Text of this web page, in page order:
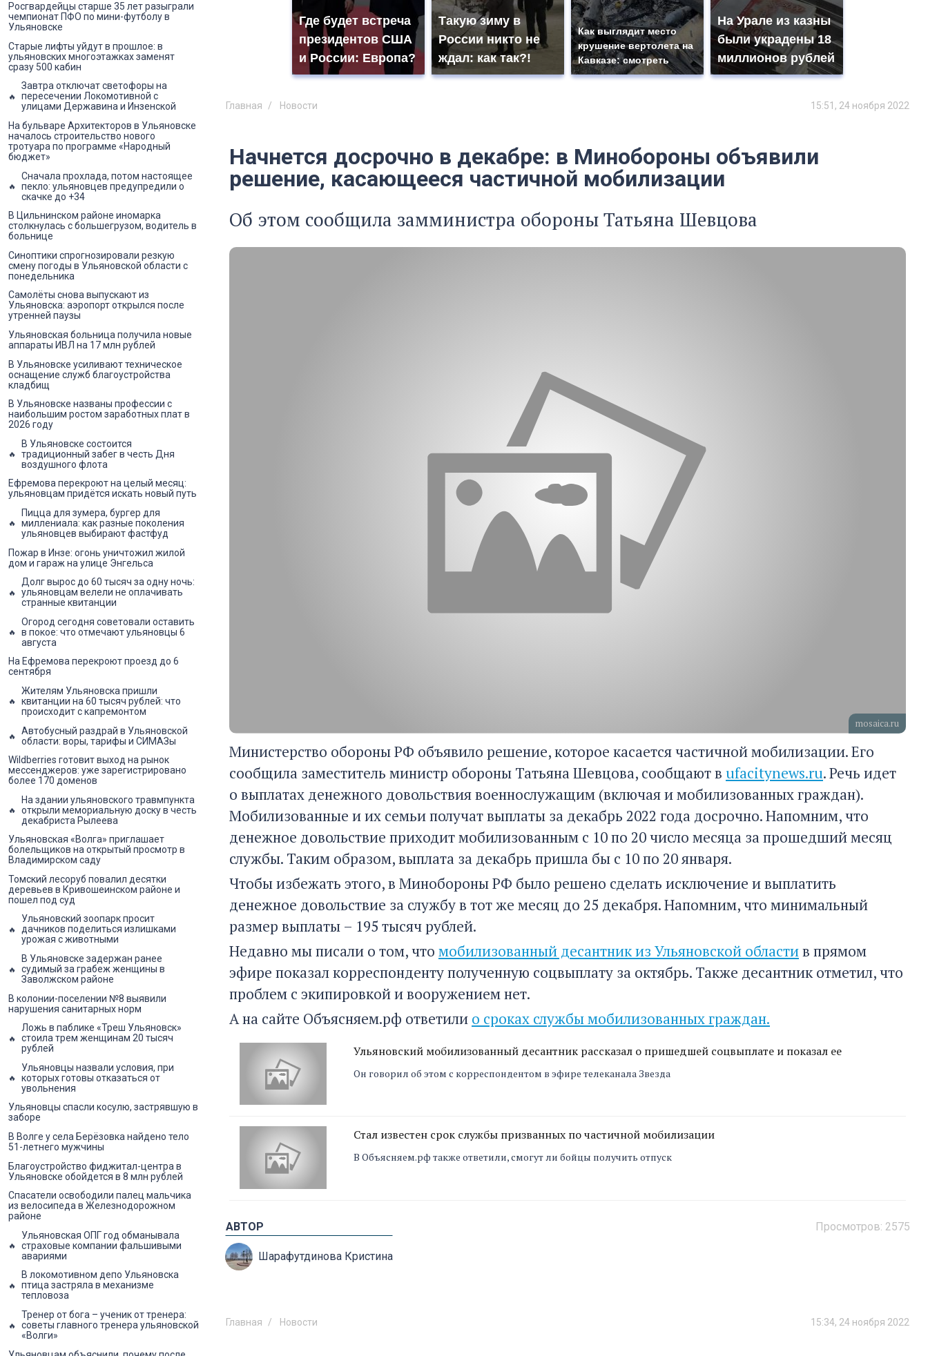
Где будет встреча
президентов США
и России: Европа?
Такую зиму в
России никто не
ждал: как так?!
Как выглядит место
крушение вертолета на
Кавказе: смотреть
На Урале из казны
были украдены 18
миллионов рублей
Главная Новости 15:51, 24 ноября 2022
Начнется досрочно в декабре: в Минобороны объявили
решение, касающееся частичной мобилизации
Об этом сообщила замминистра обороны Татьяна Шевцова
mosaica.ru
Министерство обороны РФ объявило решение, которое касается частичной мобилизации. Его
сообщила заместитель министр обороны Татьяна Шевцова, сообщают в ufacitynews.ru. Речь идет
о выплатах денежного довольствия военнослужащим (включая и мобилизованных граждан).
Мобилизованные и их семьи получат выплаты за декабрь 2022 года досрочно. Напомним, что
денежное довольствие приходит мобилизованным с 10 по 20 число месяца за прошедший месяц
службы. Таким образом, выплата за декабрь пришла бы с 10 по 20 января.
Чтобы избежать этого, в Минобороны РФ было решено сделать исключение и выплатить
денежное довольствие за службу в тот же месяц до 25 декабря. Напомним, что минимальный
размер выплаты – 195 тысяч рублей.
Недавно мы писали о том, что мобилизованный десантник из Ульяновской областив прямом
эфире показал корреспонденту полученную соцвыплату за октябрь. Также десантник отметил, что
проблем с экипировкой и вооружением нет.
А на сайте Объясняем.рф ответили о сроках службы мобилизованных граждан.
Ульяновский мобилизованный десантник рассказал о пришедшей соцвыплате и показал ее
Он говорил об этом с корреспондентом в эфире телеканала Звезда
Стал известен срок службы призванных по частичной мобилизации
В Объясняем.рф также ответили, смогут ли бойцы получить отпуск
Просмотров: 2575
АВТОР
Шарафутдинова Кристина
Главная Новости 15:34, 24 ноября 2022
Росгвардейцы старше 35 лет разыграли
чемпионат ПФО по мини-футболу в
Ульяновске
Старые лифты уйдут в прошлое: в
ульяновских многоэтажках заменят
сразу 500 кабин
Завтра отключат светофоры на
пересечении Локомотивной с
улицами Державина и Инзенской
На бульваре Архитекторов в Ульяновске
началось строительство нового
тротуара по программе «Народный
бюджет»
Сначала прохлада, потом настоящее
пекло: ульяновцев предупредили о
скачке до +34
В Цильнинском районе иномарка
столкнулась с большегрузом, водитель в
больнице
Синоптики спрогнозировали резкую
смену погоды в Ульяновской области с
понедельника
Самолёты снова выпускают из
Ульяновска: аэропорт открылся после
утренней паузы
Ульяновская больница получила новые
аппараты ИВЛ на 17 млн рублей
В Ульяновске усиливают техническое
оснащение служб благоустройства
кладбищ
В Ульяновске названы профессии с
наибольшим ростом заработных плат в
2026 году
В Ульяновске состоится
традиционный забег в честь Дня
воздушного флота
Ефремова перекроют на целый месяц:
ульяновцам придётся искать новый путь
Пицца для зумера, бургер для
миллениала: как разные поколения
ульяновцев выбирают фастфуд
Пожар в Инзе: огонь уничтожил жилой
дом и гараж на улице Энгельса
Долг вырос до 60 тысяч за одну ночь:
ульяновцам велели не оплачивать
странные квитанции
Огород сегодня советовали оставить
в покое: что отмечают ульяновцы 6
августа
На Ефремова перекроют проезд до 6
сентября
Жителям Ульяновска пришли
квитанции на 60 тысяч рублей: что
происходит с капремонтом
Автобусный раздрай в Ульяновской
области: воры, тарифы и СИМАЗы
Wildberries готовит выход на рынок
мессенджеров: уже зарегистрировано
более 170 доменов
На здании ульяновского травмпункта
открыли мемориальную доску в честь
декабриста Рылеева
Ульяновская «Волга» приглашает
болельщиков на открытый просмотр в
Владимирском саду
Томский лесоруб повалил десятки
деревьев в Кривошеинском районе и
пошел под суд
Ульяновский зоопарк просит
дачников поделиться излишками
урожая с животными
В Ульяновске задержан ранее
судимый за грабеж женщины в
Заволжском районе
В колонии-поселении №8 выявили
нарушения санитарных норм
Ложь в паблике «Треш Ульяновск»
стоила трем женщинам 20 тысяч
рублей
Ульяновцы назвали условия, при
которых готовы отказаться от
увольнения
Ульяновцы спасли косулю, застрявшую в
заборе
В Волге у села Берёзовка найдено тело
51-летнего мужчины
Благоустройство фиджитал-центра в
Ульяновске обойдется в 8 млн рублей
Спасатели освободили палец мальчика
из велосипеда в Железнодорожном
районе
Ульяновская ОПГ год обманывала
страховые компании фальшивыми
авариями
В локомотивном депо Ульяновска
птица застряла в механизме
тепловоза
Тренер от бога – ученик от тренера:
советы главного тренера ульяновской
«Волги»